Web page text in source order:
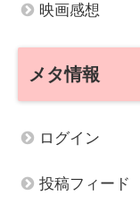
映画感想
メタ情報
ログイン
投稿フィード